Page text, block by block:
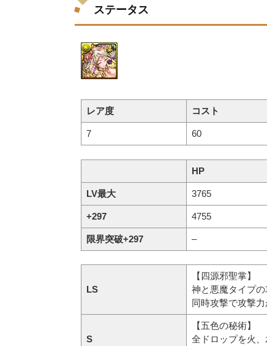
ステータス
レア度 コスト
7 60
HP
LV最大 3765
+297 4755
限界突破+297 –
LS
【四源邪聖掌】
神と悪魔タイプ
同時攻撃で攻撃力
S
【五色の秘術】
全ドロップを火、